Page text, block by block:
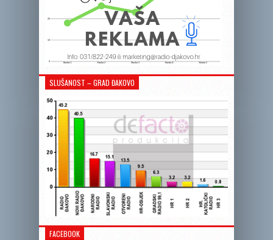
SLUŠANOST – GRAD ĐAKOVO
FACEBOOK